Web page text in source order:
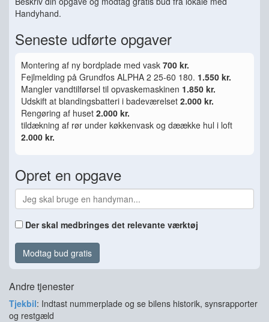
Handyhand.
Seneste udførte opgaver
Montering af ny bordplade med vask 700 kr.
Fejlmelding på Grundfos ALPHA 2 25-60 180. 1.550 kr.
Mangler vandtilførsel til opvaskemaskinen 1.850 kr.
Udskift at blandingsbatteri i badeværelset 2.000 kr.
Rengøring af huset 2.000 kr.
tildækning af rør under køkkenvask og dæække hul i loft
2.000 kr.
Opret en opgave
Der skal medbringes det relevante værktøj
Modtag bud gratis
Andre tjenester
Tjekbil: Indtast nummerplade og se bilens historik, synsrapporter
og restgæld